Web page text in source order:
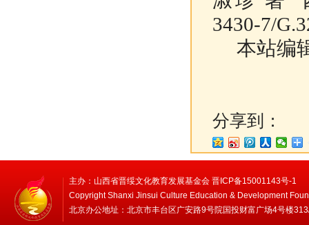
3430-7/
本站编
分享到：
主办：山西省晋绥文化教育发展基金会 晋ICP备15001143号-1
Copyright Shanxi Jinsui Culture Education & Development
北京办公地址：北京市丰台区广安路9号院国投财富广场4号楼